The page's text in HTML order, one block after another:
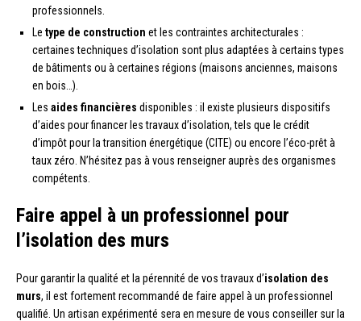
professionnels.
Le type de construction et les contraintes architecturales :
certaines techniques d’isolation sont plus adaptées à certains types
de bâtiments ou à certaines régions (maisons anciennes, maisons
en bois…).
Les aides financières disponibles : il existe plusieurs dispositifs
d’aides pour financer les travaux d’isolation, tels que le crédit
d’impôt pour la transition énergétique (CITE) ou encore l’éco-prêt à
taux zéro. N’hésitez pas à vous renseigner auprès des organismes
compétents.
Faire appel à un professionnel pour
l’isolation des murs
Pour garantir la qualité et la pérennité de vos travaux d’isolation des
murs, il est fortement recommandé de faire appel à un professionnel
qualifié. Un artisan expérimenté sera en mesure de vous conseiller sur la